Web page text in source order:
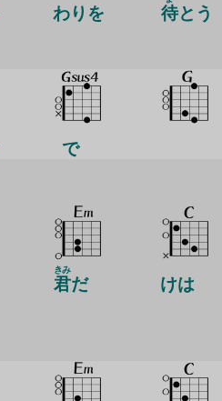
わりを 待とう
で
君
きみ
だ けは